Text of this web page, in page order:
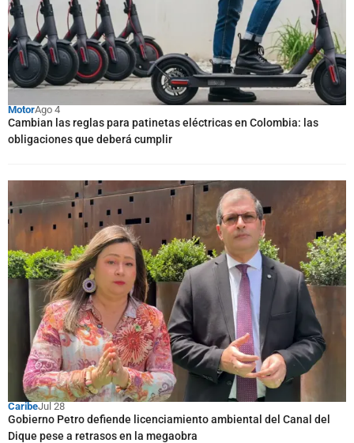
MotorAgo 4
Cambian las reglas para patinetas eléctricas en Colombia: las
obligaciones que deberá cumplir
CaribeJul 28
Gobierno Petro defiende licenciamiento ambiental del Canal del
Dique pese a retrasos en la megaobra